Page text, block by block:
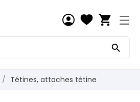
shopping_cart

Tétines, attaches tétine